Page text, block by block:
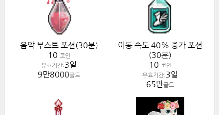
음악 부스트 포션(30분)
10 코인
유효기간:3일
9만8000골드
이동 속도 40% 증가 포션
(30분)
10 코인
유효기간:3일
65만골드